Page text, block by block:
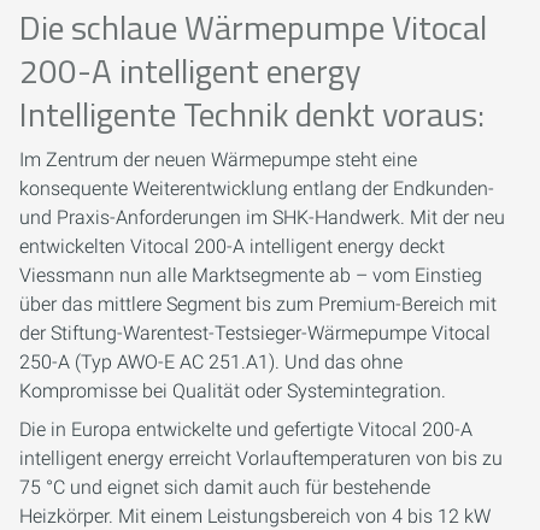
Die schlaue Wärmepumpe Vitocal
200-A intelligent energy
Intelligente Technik denkt voraus:
Im Zentrum der neuen Wärmepumpe steht eine
konsequente Weiterentwicklung entlang der Endkunden-
und Praxis-Anforderungen im SHK-Handwerk. Mit der neu
entwickelten Vitocal 200-A intelligent energy deckt
Viessmann nun alle Marktsegmente ab – vom Einstieg
über das mittlere Segment bis zum Premium-Bereich mit
der Stiftung-Warentest-Testsieger-Wärmepumpe Vitocal
250-A (Typ AWO-E AC 251.A1). Und das ohne
Kompromisse bei Qualität oder Systemintegration.
Die in Europa entwickelte und gefertigte Vitocal 200-A
intelligent energy erreicht Vorlauftemperaturen von bis zu
75 °C und eignet sich damit auch für bestehende
Heizkörper. Mit einem Leistungsbereich von 4 bis 12 kW